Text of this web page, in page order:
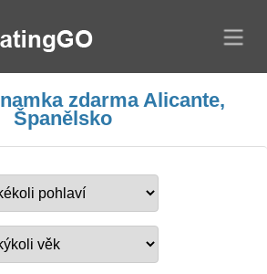
zdarma Alicante,
Španělsko